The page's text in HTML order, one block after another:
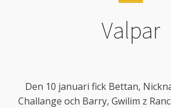
Valpar
Den 10 januari fick Bettan,
Challange och Barry, Gwilim z